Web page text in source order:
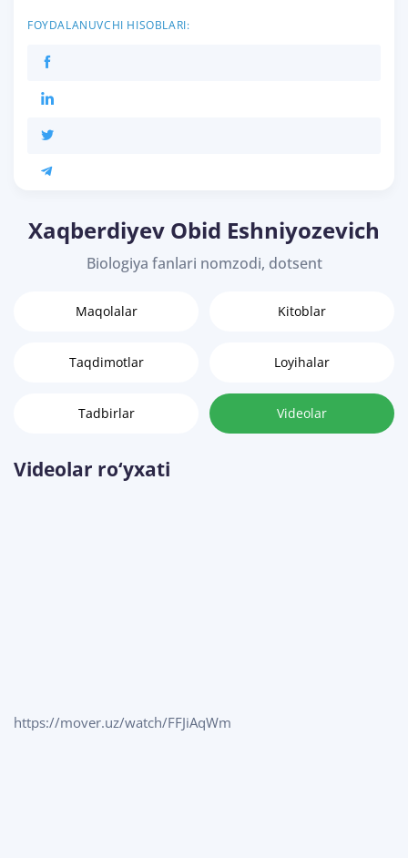
FOYDALANUVCHI HISOBLARI:
Xaqberdiyev Obid Eshniyozevich
Biologiya fanlari nomzodi, dotsent
Maqolalar Kitoblar
Taqdimotlar Loyihalar
Tadbirlar Videolar
Videolar ro‘yxati
https://mover.uz/watch/FFJiAqWm